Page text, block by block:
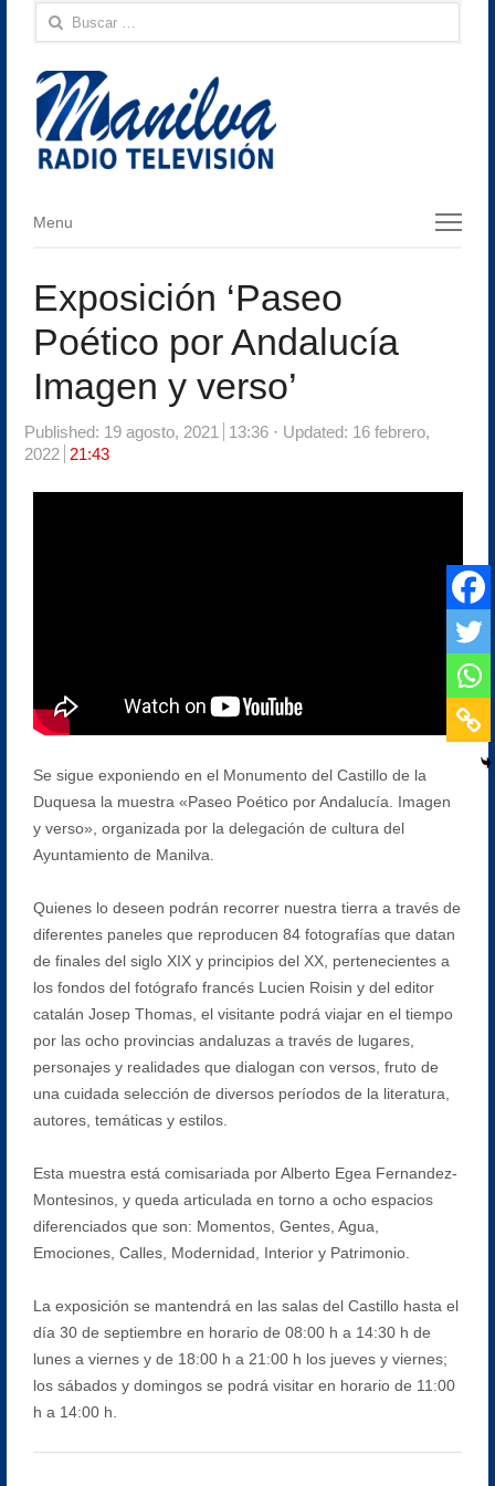
Buscar:
Menu
Menu
Exposición ‘Paseo
Poético por Andalucía
Imagen y verso’
Published: 19 agosto, 2021 13:36
Updated: 16 febrero,
2022
21:43
Se sigue exponiendo en el Monumento del Castillo de la
Duquesa la muestra «Paseo Poético por Andalucía. Imagen
y verso», organizada por la delegación de cultura del
Ayuntamiento de Manilva.
Quienes lo deseen podrán recorrer nuestra tierra a través de
diferentes paneles que reproducen 84 fotografías que datan
de finales del siglo XIX y principios del XX, pertenecientes a
los fondos del fotógrafo francés Lucien Roisin y del editor
catalán Josep Thomas, el visitante podrá viajar en el tiempo
por las ocho provincias andaluzas a través de lugares,
personajes y realidades que dialogan con versos, fruto de
una cuidada selección de diversos períodos de la literatura,
autores, temáticas y estilos.
Esta muestra está comisariada por Alberto Egea Fernandez-
Montesinos, y queda articulada en torno a ocho espacios
diferenciados que son: Momentos, Gentes, Agua,
Emociones, Calles, Modernidad, Interior y Patrimonio.
La exposición se mantendrá en las salas del Castillo hasta el
día 30 de septiembre en horario de 08:00 h a 14:30 h de
lunes a viernes y de 18:00 h a 21:00 h los jueves y viernes;
los sábados y domingos se podrá visitar en horario de 11:00
h a 14:00 h.